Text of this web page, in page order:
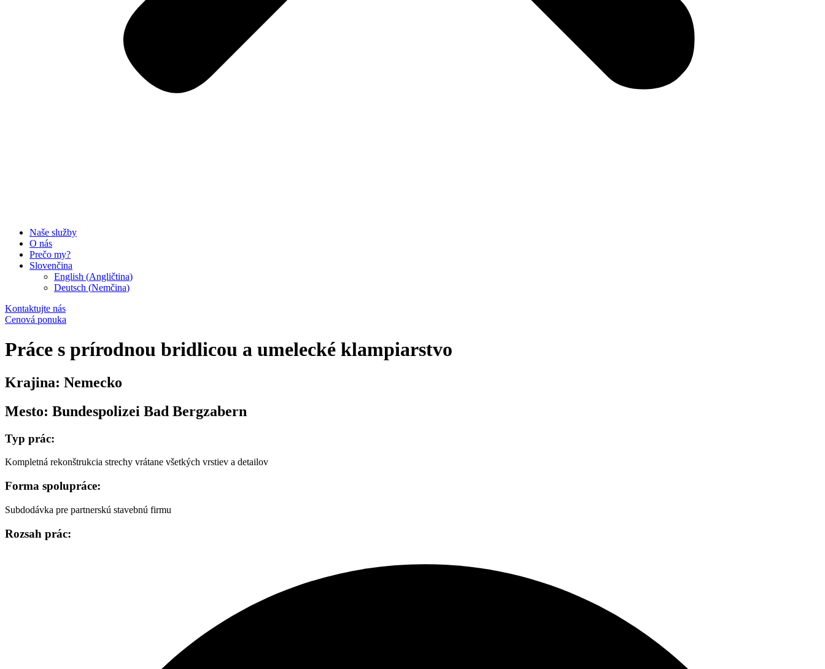
Naše služby
O nás
Prečo my?
Slovenčina
English (Angličtina)
Deutsch (Nemčina)
Kontaktujte nás
Cenová ponuka
Práce s prírodnou bridlicou a umelecké klampiarstvo
Krajina: Nemecko
Mesto: Bundespolizei Bad Bergzabern
Typ prác:
Kompletná rekonštrukcia strechy vrátane všetkých vrstiev a detailov
Forma spolupráce:
Subdodávka pre partnerskú stavebnú firmu
Rozsah prác: